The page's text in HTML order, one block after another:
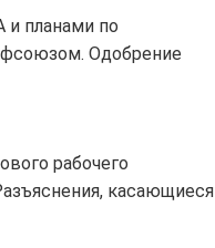
и планами по
Одобрение
рабочего
касающиеся